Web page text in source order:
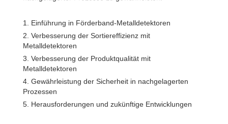
1. Einführung in Förderband-Metalldetektoren
2. Verbesserung der Sortiereffizienz mit
Metalldetektoren
3. Verbesserung der Produktqualität mit
Metalldetektoren
4. Gewährleistung der Sicherheit in nachgelagerten
Prozessen
5. Herausforderungen und zukünftige Entwicklungen